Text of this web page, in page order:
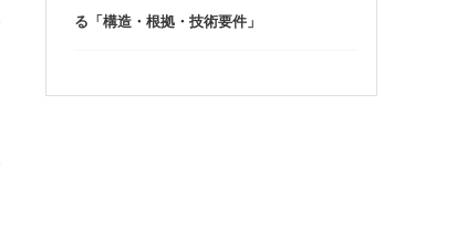
る「構造・根拠・技術要件」